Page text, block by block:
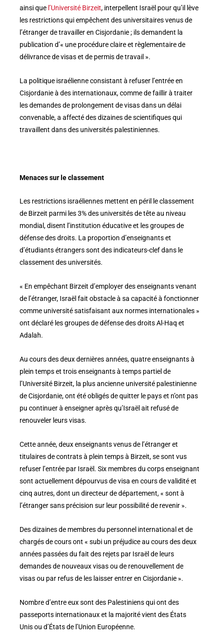
ainsi que l’Université Birzeit, interpellent Israël pour qu’il lève
les restrictions qui empêchent des universitaires venus de
l’étranger de travailler en Cisjordanie ; ils demandent la
publication d’« une procédure claire et règlementaire de
délivrance de visas et de permis de travail ».
La politique israélienne consistant à refuser l’entrée en
Cisjordanie à des internationaux, comme de faillir à traiter
les demandes de prolongement de visas dans un délai
convenable, a affecté des dizaines de scientifiques qui
travaillent dans des universités palestiniennes.
Menaces sur le classement
Les restrictions israéliennes mettent en péril le classement
de Birzeit parmi les 3% des universités de tête au niveau
mondial, disent l’institution éducative et les groupes de
défense des droits. La proportion d’enseignants et
d’étudiants étrangers sont des indicateurs-clef dans le
classement des universités.
« En empêchant Birzeit d’employer des enseignants venant
de l’étranger, Israël fait obstacle à sa capacité à fonctionner
comme université satisfaisant aux normes internationales »
ont déclaré les groupes de défense des droits Al-Haq et
Adalah.
Au cours des deux dernières années, quatre enseignants à
plein temps et trois enseignants à temps partiel de
l’Université Birzeit, la plus ancienne université palestinienne
de Cisjordanie, ont été obligés de quitter le pays et n’ont pas
pu continuer à enseigner après qu’Israël ait refusé de
renouveler leurs visas.
Cette année, deux enseignants venus de l’étranger et
titulaires de contrats à plein temps à Birzeit, se sont vus
refuser l’entrée par Israël. Six membres du corps enseignant
sont actuellement dépourvus de visa en cours de validité et
cinq autres, dont un directeur de département, « sont à
l’étranger sans précision sur leur possibilité de revenir ».
Des dizaines de membres du personnel international et de
chargés de cours ont « subi un préjudice au cours des deux
années passées du fait des rejets par Israël de leurs
demandes de nouveaux visas ou de renouvellement de
visas ou par refus de les laisser entrer en Cisjordanie ».
Nombre d’entre eux sont des Palestiniens qui ont des
passeports internationaux et la majorité vient des États
Unis ou d’États de l’Union Européenne.